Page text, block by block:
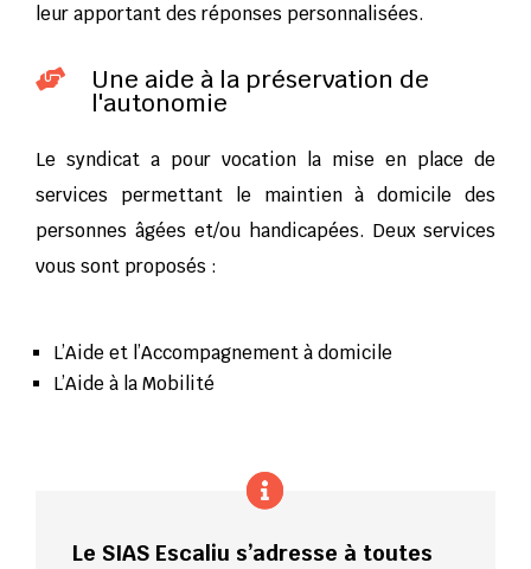
leur apportant des réponses personnalisées.
 Une aide à la préservation de
l'autonomie
Le syndicat a pour vocation la mise en place de
services permettant le maintien à domicile des
personnes âgées et/ou handicapées. Deux services
vous sont proposés :
L’Aide et l’Accompagnement à domicile
L’Aide à la Mobilité
Le SIAS Escaliu s’adresse à toutes